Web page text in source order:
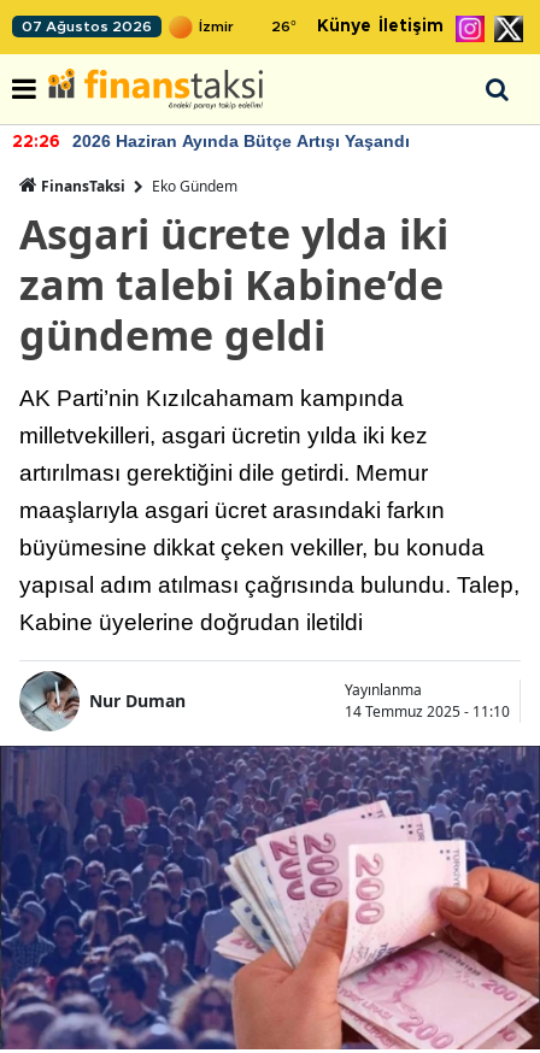
07 Ağustos 2026 26° Künye İletişim
22:26 2026 Haziran Ayında Bütçe Artışı Yaşandı
FinansTaksi Eko Gündem
Asgari ücrete ylda iki
zam talebi Kabine’de
gündeme geldi
AK Parti’nin Kızılcahamam kampında
milletvekilleri, asgari ücretin yılda iki kez
artırılması gerektiğini dile getirdi. Memur
maaşlarıyla asgari ücret arasındaki farkın
büyümesine dikkat çeken vekiller, bu konuda
yapısal adım atılması çağrısında bulundu. Talep,
Kabine üyelerine doğrudan iletildi
Nur Duman
Yayınlanma
14 Temmuz 2025 - 11:10